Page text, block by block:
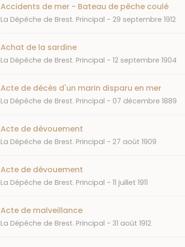
Accidents de mer - Bateau de pêche coulé
Journal
La Dépêche de Brest. Principal Date
29 septembre 1912
Achat de la sardine
Journal
La Dépêche de Brest. Principal Date
12 septembre 1904
Acte de décès d'un marin disparu en mer
Journal
La Dépêche de Brest. Principal Date
07 décembre 1889
Acte de dévouement
Journal
La Dépêche de Brest. Principal Date
27 août 1909
Acte de dévouement
Journal
La Dépêche de Brest. Principal Date
11 juillet 1911
Acte de malveillance
Journal
La Dépêche de Brest. Principal Date
31 août 1912